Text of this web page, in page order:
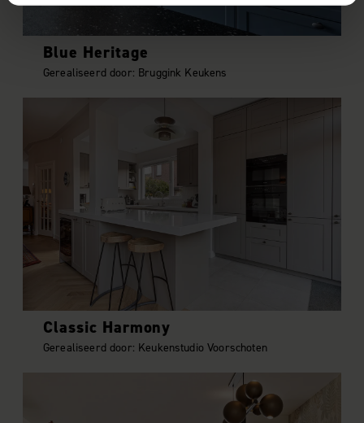
U kunt uw toestemming op elk moment wijzigen of
intrekken in de Cookieverklaring.
We gebruiken cookies om content en advertenties te
personaliseren, om functies voor social media te bieden
en om ons websiteverkeer te analyseren. Ook delen we
informatie over uw gebruik van onze site met onze
partners voor social media, adverteren en analyse. Deze
partners kunnen deze gegevens combineren met andere
informatie die u aan ze heeft verstrekt of die ze hebben
verzameld op basis van uw gebruik van hun services.
Blue Heritage
Gerealiseerd door: Bruggink Keukens
Classic Harmony
Gerealiseerd door: Keukenstudio Voorschoten